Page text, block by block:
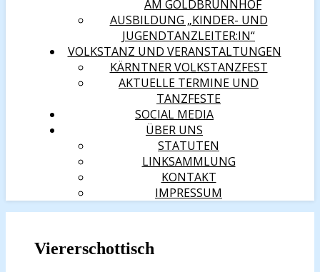
AM GOLDBRUNNHOF
AUSBILDUNG „KINDER- UND
JUGENDTANZLEITER:IN“
VOLKSTANZ UND VERANSTALTUNGEN
KÄRNTNER VOLKSTANZFEST
AKTUELLE TERMINE UND
TANZFESTE
SOCIAL MEDIA
ÜBER UNS
STATUTEN
LINKSAMMLUNG
KONTAKT
IMPRESSUM
Viererschottisch